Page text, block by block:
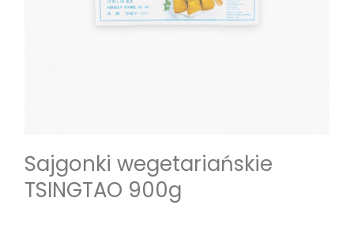
Sajgonki wegetariańskie
TSINGTAO 900g